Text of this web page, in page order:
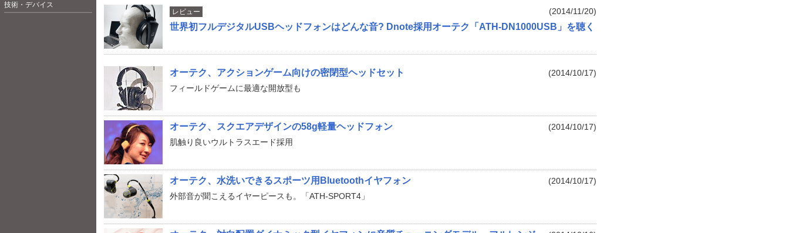
(2014/11/20)
レビュー
世界初フルデジタルUSBヘッドフォンはどんな音? Dnote採用オーテク「ATH-DN1000USB」を聴く
(2014/10/17)
オーテク、アクションゲーム向けの密閉型ヘッドセット
フィールドゲームに最適な開放型も
(2014/10/17)
オーテク、スクエアデザインの58g軽量ヘッドフォン
肌触り良いウルトラスエード採用
(2014/10/17)
オーテク、水洗いできるスポーツ用Bluetoothイヤフォン
外部音が聞こえるイヤーピースも。「ATH-SPORT4」
技術・デバイス